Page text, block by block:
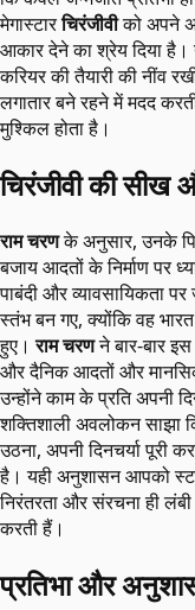
मेगास्टारचिरंजीवीको अपने
आकार देने का श्रेय दिया
करियर की तैयारी की नींव
लगातार बने रहने में मदद
मुश्किल होता है।
चिरंजीवी की सीख
राम चरणके अनुसार, उनके
बजाय आदतों के निर्माण पर
पाबंदी और व्यावसायिकता
स्तंभ बन गए, क्योंकि वह
हुए।राम चरणने बार-बार
और दैनिक आदतों और
उन्होंने काम के प्रति अपनी
शक्तिशाली अवलोकन साझा
उठना, अपनी दिनचर्या पूरी
है। यही अनुशासन आपको
निरंतरता और संरचना ही
करती हैं।
प्रतिभा और